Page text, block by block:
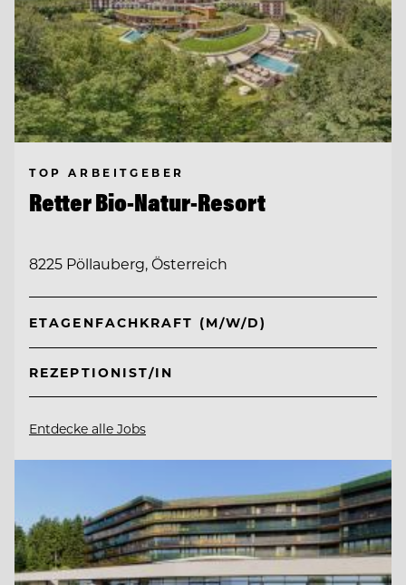
TOP ARBEITGEBER
Retter Bio-Natur-Resort
8225 Pöllauberg, Österreich
ETAGENFACHKRAFT (M/W/D)
REZEPTIONIST/IN
Entdecke alle Jobs